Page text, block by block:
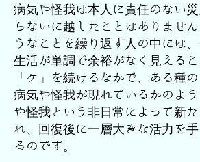
病気や怪我は本人に責任のない
らないに越したことはありませ
うなことを繰り返す人の中には
生活が単調で余裕がなく見えるこ
「ケ」を続けるなかで、ある種
病気や怪我が現れているかのよ
や怪我という非日常によって新
れ、回復後に一層大きな活力を
るのです。